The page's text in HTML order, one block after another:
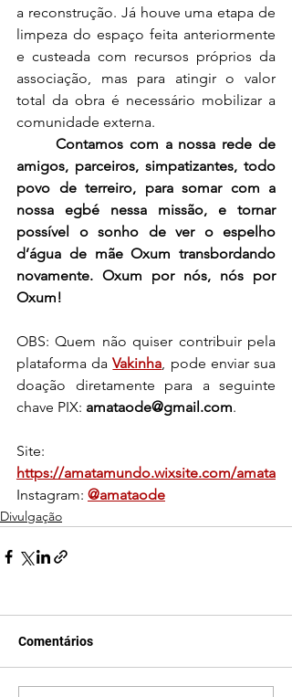
a reconstrução. Já houve uma etapa de
limpeza do espaço feita anteriormente
e custeada com recursos próprios da
associação, mas para atingir o valor
total da obra é necessário mobilizar a
comunidade externa.
Contamos com a nossa rede de
amigos, parceiros, simpatizantes, todo
povo de terreiro, para somar com a
nossa egbé nessa missão, e tornar
possível o sonho de ver o espelho
d’água de mãe Oxum transbordando
novamente. Oxum por nós, nós por
Oxum!
OBS: Quem não quiser contribuir pela
plataforma da Vakinha , pode enviar sua
doação diretamente para a seguinte
chave PIX: amataode@gmail.com.
https://amatamundo.wixsite.com/amata
Instagram: @amataode
Divulgação
Comentários